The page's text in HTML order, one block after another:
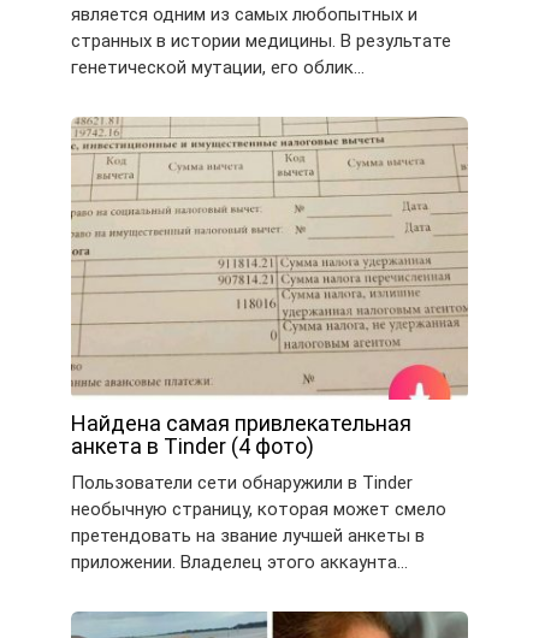
является одним из самых любопытных и
странных в истории медицины. В результате
генетической мутации, его облик…
Найдена самая привлекательная
анкета в Tinder (4 фото)
Пользователи сети обнаружили в Tinder
необычную страницу, которая может смело
претендовать на звание лучшей анкеты в
приложении. Владелец этого аккаунта…